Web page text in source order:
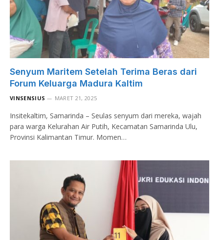
Senyum Maritem Setelah Terima Beras dari
Forum Keluarga Madura Kaltim
VINSENSIUS MARET 21, 2025
Insitekaltim, Samarinda – Seulas senyum dari mereka, wajah
para warga Kelurahan Air Putih, Kecamatan Samarinda Ulu,
Provinsi Kalimantan Timur. Momen…